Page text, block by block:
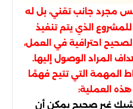
مجرد جانب تقني، بل له
للمشروع الذي يتم تنفيذ
احترافية في العمل،
المراد الوصول إليها.
المهمة التي تتيح فهمًا
العملية:
شبك غير صحيح يمكن أن